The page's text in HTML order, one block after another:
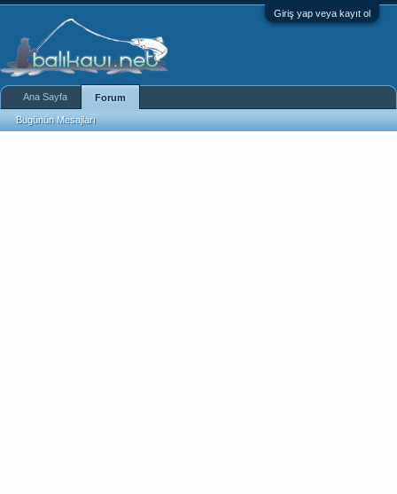
Giriş yap veya kayıt ol
Ana Sayfa Forum
Bugünün Mesajları